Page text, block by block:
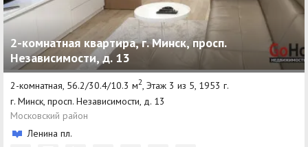
2-комнатная квартира, г. Минск, просп.
Независимости, д. 13
2-комнатная, 56.2/30.4/10.3 м2 , Этаж 3 из 5, 1953 г.
г. Минск, просп. Независимости, д. 13
Московский район
Ленина пл.